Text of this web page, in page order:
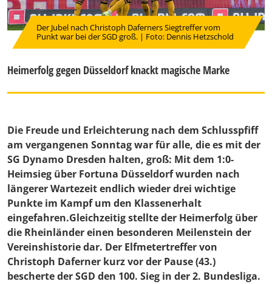
Der Jubel nach Christoph Daferners Siegtreffer vom
Punkt war bei der SGD groß. | Foto: Dennis Hetzschold
Heimerfolg gegen Düsseldorf knackt magische Marke
Die Freude und Erleichterung nach dem Schlusspfiff
am vergangenen Sonntag war für alle, die es mit der
SG Dynamo Dresden halten, groß: Mit dem 1:0-
Heimsieg über Fortuna Düsseldorf wurden nach
längerer Wartezeit endlich wieder drei wichtige
Punkte im Kampf um den Klassenerhalt
eingefahren.Gleichzeitig stellte der Heimerfolg über
die Rheinländer einen besonderen Meilenstein der
Vereinshistorie dar. Der Elfmetertreffer von
Christoph Daferner kurz vor der Pause (43.)
bescherte der SGD den 100. Sieg in der 2. Bundesliga.